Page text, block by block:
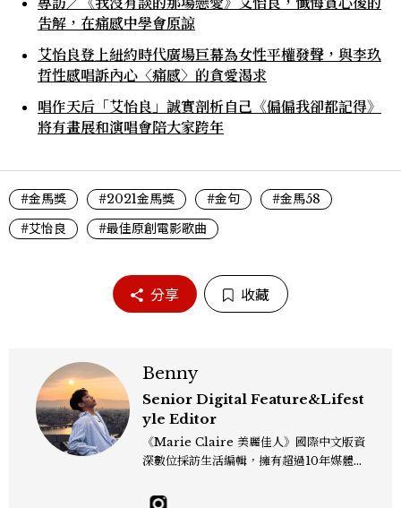
吿解，在痛感中學會原諒
艾怡良登上紐約時代廣場巨幕為女性平權發聲，與李玖
哲性感唱訴內心〈痛感〉的貪愛渴求
唱作天后「艾怡良」誠實剖析自己《偏偏我卻都記得》
將有畫展和演唱會陪大家跨年
#金馬獎 #2021金馬獎 #金句
#金馬58
#艾怡良
#最佳原創電影歌曲
分享 收藏
Benny
Senior Digital Feature&Lifest
yle Editor
《Marie Claire 美麗佳人》國際中文版資
深數位採訪生活編輯，擁有超過10年媒體與
飯店、奢華旅宿、旅遊景點、航空等領域，